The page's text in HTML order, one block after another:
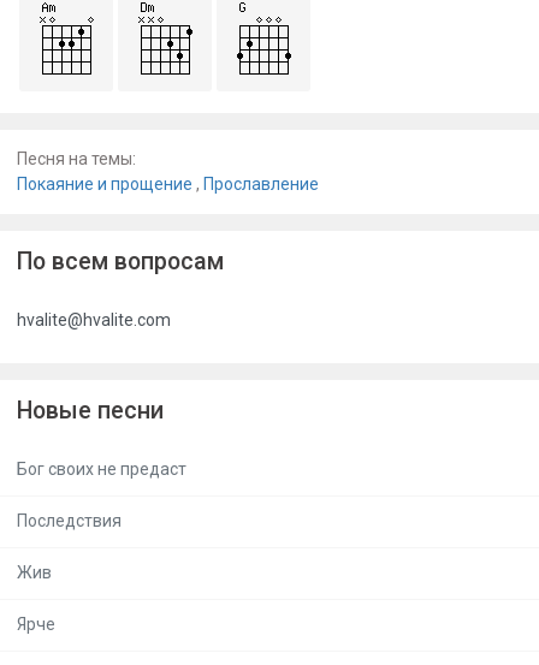
Песня на темы:
Покаяние и прощение , Прославление
По всем вопросам
hvalite@hvalite.com
Новые песни
Бог своих не предаст
Последствия
Жив
Ярче